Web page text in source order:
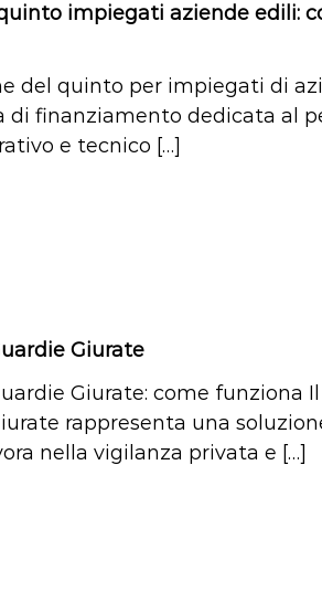
impiegati aziende edili:
del quinto per impiegati di
di finanziamento dedicata al
e tecnico […]
Giurate
Giurate: come funziona
rappresenta una
nella vigilanza privata e […]